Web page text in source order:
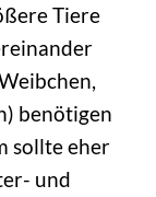
Tiere
benötigen
sollte eher
und